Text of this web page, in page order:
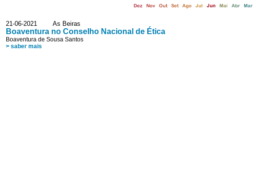
Dez Nov Out Set Ago Jul Jun Mai Abr Mar
21-06-2021 As Beiras
Boaventura no Conselho Nacional de Ética
Boaventura de Sousa Santos
> saber mais